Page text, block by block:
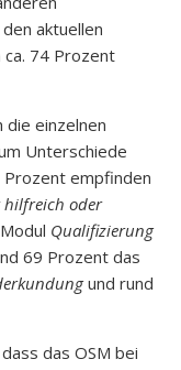
aktuellen
74 Prozent
die einzelnen
Unterschiede
Prozent empfinden
hilfreich oder
Qualifizierung
69 Prozent das
und rund
das OSM bei